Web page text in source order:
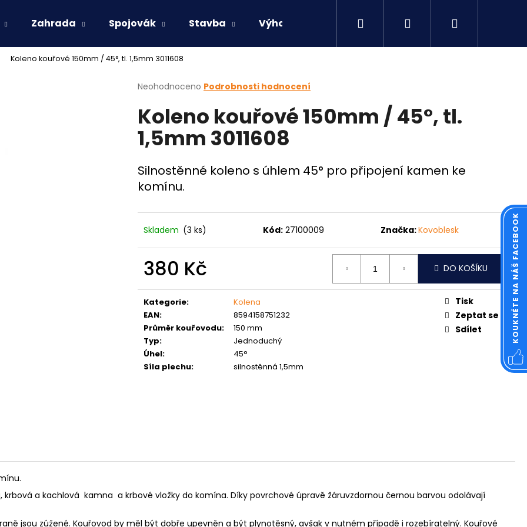
Zahrada Spojovák Stavba Výhodné sety Kontakty Přihlášení
Koleno kouřové 150mm / 45°, tl. 1,5mm 3011608
Průměrné
produktu
je
0,0
hvězdiček.
Neohodnoceno Podrobnosti hodnocení
Koleno kouřové 150mm / 45°, tl.
1,5mm 3011608
Silnostěnné koleno s úhlem 45° pro připojení kamen ke
komínu.
Skladem (3 ks) Kód: 27100009 Značka:Kovoblesk
380 Kč
cena:
DO KOŠÍKU
Kategorie:
Kolena
EAN:
8594158751232
Průměr kouřovodu:
150 mm
Typ:
Jednoduchý
Úhel:
45°
Síla plechu: silnostěnná 1,5mm
Tisk
Zeptat se
Sdílet
a kachlová kamna a krbové vložky do komína. Díky povrchové úpravě žáruvzdornou černou barvou odolávají
jsou zúžené. Kouřovod by měl být dobře upevněn a být plynotěsný, avšak v nutném případě i rozebíratelný. Kouřové
Co potřebujete najít?
HLEDAT
Následující
MATICE ŠESTIHRANNÁ PRODLOUŽENÁ
PODLOŽKA PÉROVÁ ČTVERCOVÁ NEREZ
KOUKNĚTE NA NÁŠ FACEBOOK